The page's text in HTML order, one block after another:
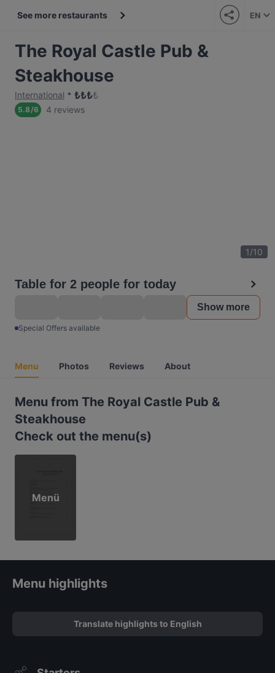
See more restaurants EN
The Royal Castle Pub &
Steakhouse
International ₺₺₺₺
5.8/6 4 reviews
1/10
Table for 2 people for today
Show more
Special Offers available
Menu Photos Reviews About
Menu from The Royal Castle Pub &
Steakhouse
Check out the menu(s)
Menü
Menu highlights
Translate highlights to English